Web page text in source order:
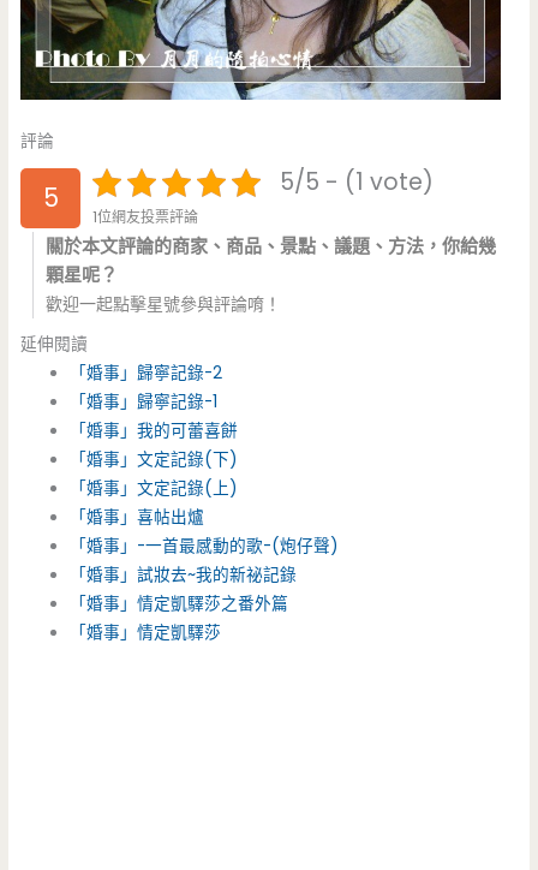
評論
5 5/5 - (1 vote)
1位網友投票評論
關於本文評論的商家、商品、景點、議題、方法，你給幾
顆星呢？
歡迎一起點擊星號參與評論唷！
延伸閱讀
「婚事」歸寧記錄-2
「婚事」歸寧記錄-1
「婚事」我的可蕾喜餅
「婚事」文定記錄(下)
「婚事」文定記錄(上)
「婚事」喜帖出爐
「婚事」-一首最感動的歌-(炮仔聲)
「婚事」試妝去~我的新祕記錄
「婚事」情定凱驛莎之番外篇
「婚事」情定凱驛莎